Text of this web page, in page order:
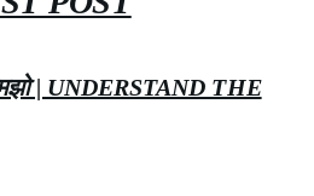
| UNDERSTAND THE